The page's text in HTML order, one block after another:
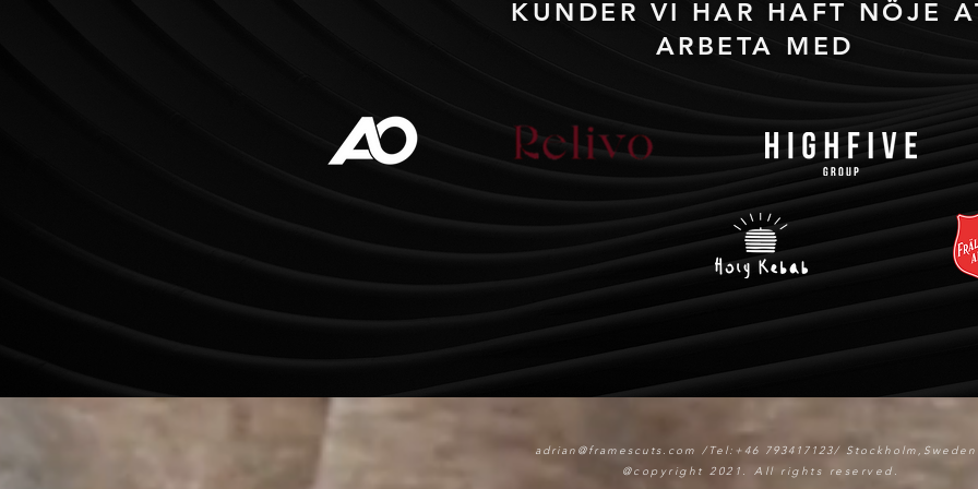
KUNDER VI HAR HAFT NÖJE
ARBETA MED
adrian@framescuts.com /Tel:+46 793417123/ Stockholm,Sweden
@copyright 2021. All rights reserved.